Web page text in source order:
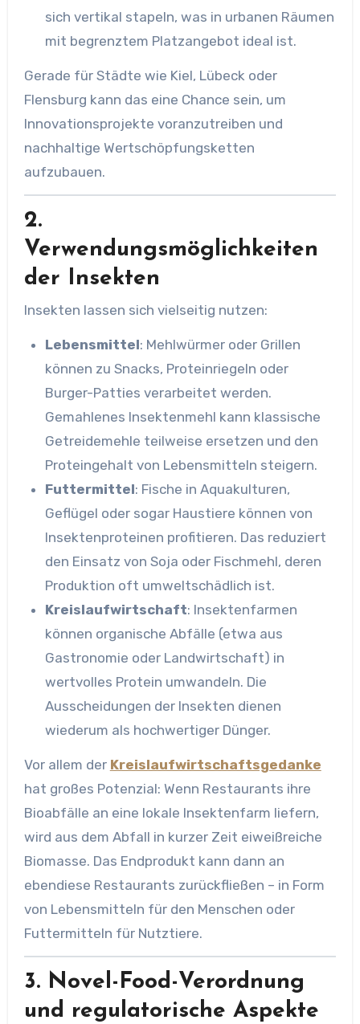
sich vertikal stapeln, was in urbanen Räumen
mit begrenztem Platzangebot ideal ist.
Gerade für Städte wie Kiel, Lübeck oder
Flensburg kann das eine Chance sein, um
Innovationsprojekte voranzutreiben und
nachhaltige Wertschöpfungsketten
aufzubauen.
2.
Verwendungsmöglichkeiten
der Insekten
Insekten lassen sich vielseitig nutzen:
Lebensmittel: Mehlwürmer oder Grillen
können zu Snacks, Proteinriegeln oder
Burger-Patties verarbeitet werden.
Gemahlenes Insektenmehl kann klassische
Getreidemehle teilweise ersetzen und den
Proteingehalt von Lebensmitteln steigern.
Futtermittel: Fische in Aquakulturen,
Geflügel oder sogar Haustiere können von
Insektenproteinen profitieren. Das reduziert
den Einsatz von Soja oder Fischmehl, deren
Produktion oft umweltschädlich ist.
Kreislaufwirtschaft: Insektenfarmen
können organische Abfälle (etwa aus
Gastronomie oder Landwirtschaft) in
wertvolles Protein umwandeln. Die
Ausscheidungen der Insekten dienen
wiederum als hochwertiger Dünger.
Vor allem der Kreislaufwirtschaftsgedanke
hat großes Potenzial: Wenn Restaurants ihre
Bioabfälle an eine lokale Insektenfarm liefern,
wird aus dem Abfall in kurzer Zeit eiweißreiche
Biomasse. Das Endprodukt kann dann an
ebendiese Restaurants zurückfließen – in Form
von Lebensmitteln für den Menschen oder
Futtermitteln für Nutztiere.
3. Novel-Food-Verordnung
und regulatorische Aspekte